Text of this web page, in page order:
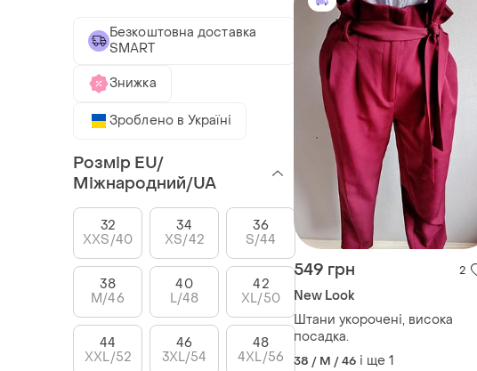
549 грн 2
New Look
Штани укорочені, висока
посадка.
38 / M / 46 і ще 1
Безкоштовна доставка
SMART
Знижка
Зроблено в Україні
Розмір EU/
Міжнародний/UA
32
XXS/40
34
XS/42
36
S/44
38
M/46
40
L/48
42
XL/50
44
XXL/52
46
3XL/54
48
4XL/56